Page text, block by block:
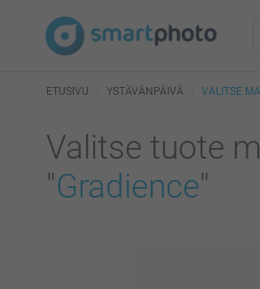
ETUSIVU YSTÄVÄNPÄIVÄ VALITSE
Valitse tuote
"Gradience"